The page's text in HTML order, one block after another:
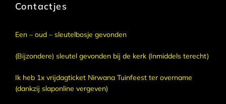
Contactjes
Een – oud – sleutelbosje gevonden
(Bijzondere) sleutel gevonden bij de kerk (Inmiddels terecht)
Ik heb 1x vrijdagticket Nirwana Tuinfeest ter overname
(dankzij slaponline vergeven)